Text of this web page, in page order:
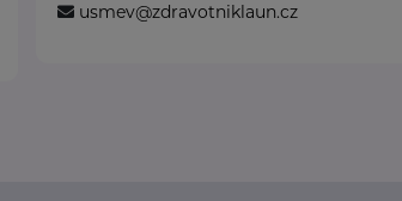
usmev@zdravotniklaun.cz